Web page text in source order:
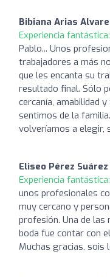
Bibiana Arias
Experiencia fantástica:
Pablo... Unos
trabajadores a más
que les encanta su
resultado final. Sólo
cercanía, amabilidad
sentimos de la
volveríamos a elegir,
Eliseo Pérez Suárez
Experiencia fantástica:
unos profesionales
muy cercano y
profesión. Una de las
boda fue contar con
Muchas gracias, sois